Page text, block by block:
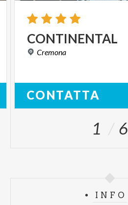
CONTINENTAL
Cremona
CONTATTA
1 6
INFO